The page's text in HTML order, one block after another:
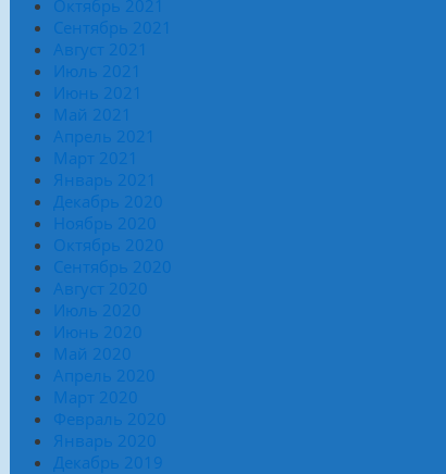
Октябрь 2021
Сентябрь 2021
Август 2021
Июль 2021
Июнь 2021
Май 2021
Апрель 2021
Март 2021
Январь 2021
Декабрь 2020
Ноябрь 2020
Октябрь 2020
Сентябрь 2020
Август 2020
Июль 2020
Июнь 2020
Май 2020
Апрель 2020
Март 2020
Февраль 2020
Январь 2020
Декабрь 2019